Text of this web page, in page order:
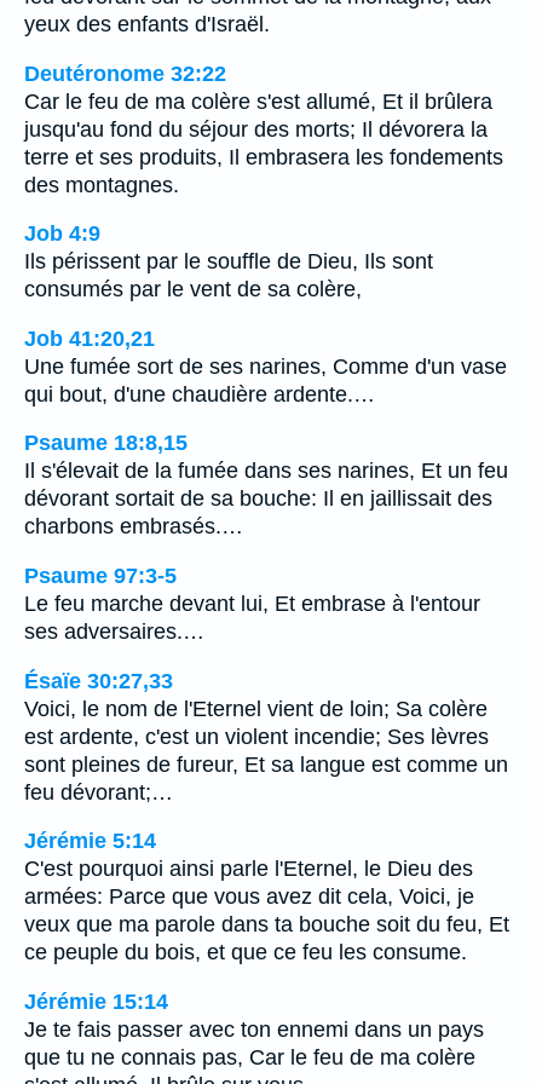
yeux des enfants d'Israël.
Deutéronome 32:22
Car le feu de ma colère s'est allumé, Et il brûlera
jusqu'au fond du séjour des morts; Il dévorera la
terre et ses produits, Il embrasera les fondements
des montagnes.
Job 4:9
Ils périssent par le souffle de Dieu, Ils sont
consumés par le vent de sa colère,
Job 41:20,21
Une fumée sort de ses narines, Comme d'un vase
qui bout, d'une chaudière ardente.…
Psaume 18:8,15
Il s'élevait de la fumée dans ses narines, Et un feu
dévorant sortait de sa bouche: Il en jaillissait des
charbons embrasés.…
Psaume 97:3-5
Le feu marche devant lui, Et embrase à l'entour
ses adversaires.…
Ésaïe 30:27,33
Voici, le nom de l'Eternel vient de loin; Sa colère
est ardente, c'est un violent incendie; Ses lèvres
sont pleines de fureur, Et sa langue est comme un
feu dévorant;…
Jérémie 5:14
C'est pourquoi ainsi parle l'Eternel, le Dieu des
armées: Parce que vous avez dit cela, Voici, je
veux que ma parole dans ta bouche soit du feu, Et
ce peuple du bois, et que ce feu les consume.
Jérémie 15:14
Je te fais passer avec ton ennemi dans un pays
que tu ne connais pas, Car le feu de ma colère